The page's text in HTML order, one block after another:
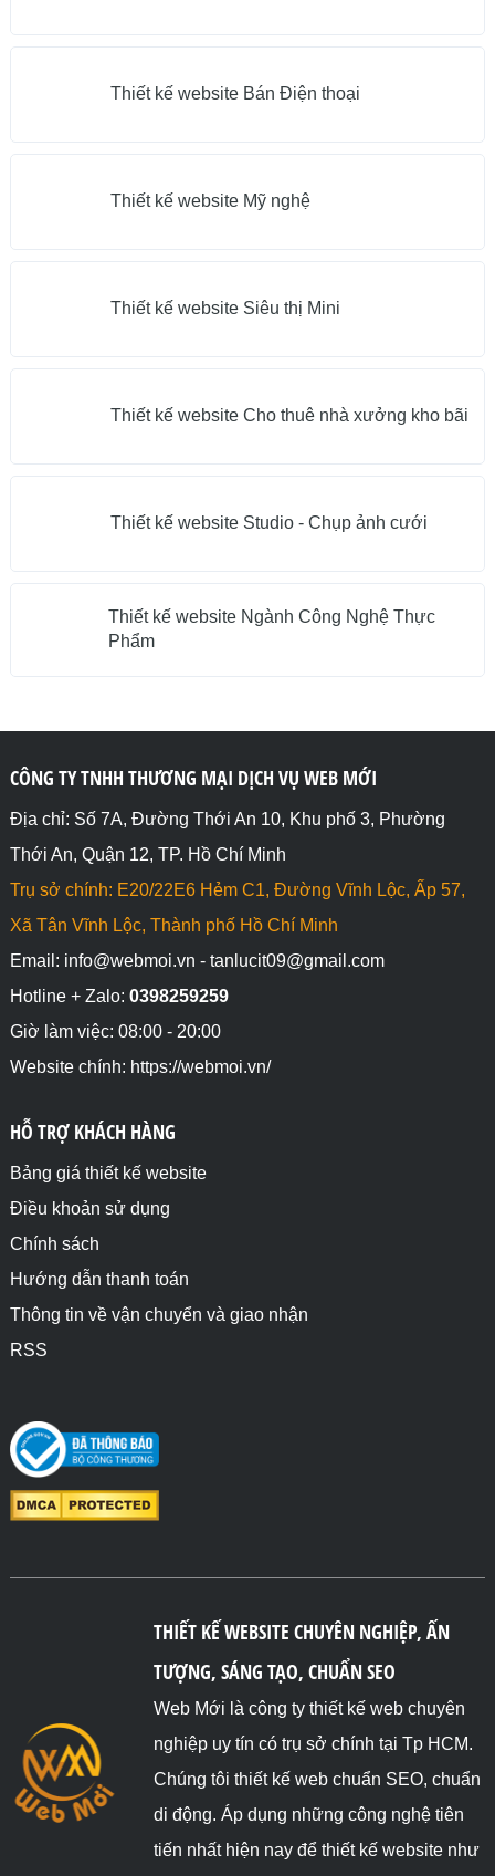
Thiết kế website Bán Điện thoại
Thiết kế website Mỹ nghệ
Thiết kế website Siêu thị Mini
Thiết kế website Cho thuê nhà xưởng kho bãi
Thiết kế website Studio - Chụp ảnh cưới
Thiết kế website Ngành Công Nghệ Thực
Phẩm
CÔNG TY TNHH THƯƠNG MẠI DỊCH VỤ WEB MỚI
Địa chỉ: Số 7A, Đường Thới An 10, Khu phố 3, Phường
Thới An, Quận 12, TP. Hồ Chí Minh
Trụ sở chính: E20/22E6 Hẻm C1, Đường Vĩnh Lộc, Ấp 57,
Xã Tân Vĩnh Lộc, Thành phố Hồ Chí Minh
Email: info@webmoi.vn - tanlucit09@gmail.com
Hotline + Zalo: 0398259259
Giờ làm việc: 08:00 - 20:00
Website chính: https://webmoi.vn/
HỖ TRỢ KHÁCH HÀNG
Bảng giá thiết kế website
Điều khoản sử dụng
Chính sách
Hướng dẫn thanh toán
Thông tin về vận chuyển và giao nhận
RSS
THIẾT KẾ WEBSITE CHUYÊN NGHIỆP, ẤN
TƯỢNG, SÁNG TẠO, CHUẨN SEO
Web Mới là công ty thiết kế web chuyên
nghiệp uy tín có trụ sở chính tại Tp HCM.
Chúng tôi thiết kế web chuẩn SEO, chuẩn
di động. Áp dụng những công nghệ tiên
tiến nhất hiện nay để thiết kế website như